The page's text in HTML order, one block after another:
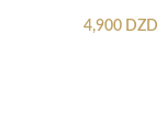
4,900 DZD